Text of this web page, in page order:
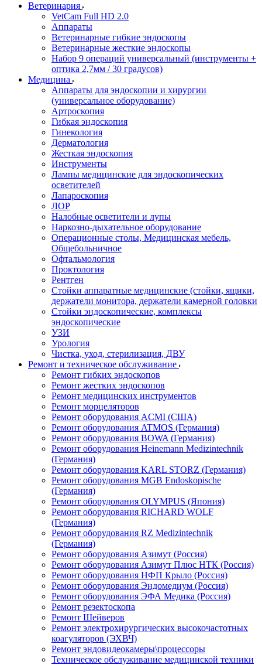
Ветеринария
VetCam Full HD 2.0
Аппараты
Ветеринарные гибкие эндоскопы
Ветеринарные жесткие эндоскопы
Набор 9 операций универсальный (инструменты +
оптика 2,7мм / 30 градусов)
Медицина
Аппараты для эндоскопии и хирургии
(универсальное оборудование)
Артроскопия
Гибкая эндоскопия
Гинекология
Дерматология
Жесткая эндоскопия
Инструменты
Лампы медицинские для эндоскопических
осветителей
Лапароскопия
ЛОР
Налобные осветители и лупы
Наркозно-дыхательное оборудование
Операционные столы, Медицинская мебель,
Общебольничное
Офтальмология
Проктология
Рентген
Стойки аппаратные медицинские (стойки, ящики,
держатели монитора, держатели камерной головки
Стойки эндоскопические, комплексы
эндоскопические
УЗИ
Урология
Чистка, уход, стерилизация, ДВУ
Ремонт и техническое обслуживание
Ремонт гибких эндоскопов
Ремонт жестких эндоскопов
Ремонт медицинских инструментов
Ремонт морцеляторов
Ремонт оборудования ACMI (США)
Ремонт оборудования ATMOS (Германия)
Ремонт оборудования BOWA (Германия)
Ремонт оборудования Heinemann Medizintechnik
(Германия)
Ремонт оборудования KARL STORZ (Германия)
Ремонт оборудования MGB Endoskopische
(Германия)
Ремонт оборудования OLYMPUS (Япония)
Ремонт оборудования RICHARD WOLF
(Германия)
Ремонт оборудования RZ Medizintechnik
(Германия)
Ремонт оборудования Азимут (Россия)
Ремонт оборудования Азимут Плюс НТК (Россия)
Ремонт оборудования НФП Крыло (Россия)
Ремонт оборудования Эндомедиум (Россия)
Ремонт оборудования ЭФА Медика (Россия)
Ремонт резектоскопа
Ремонт Шейверов
Ремонт электрохирургических высокочастотных
коагуляторов (ЭХВЧ)
Ремонт эндовидеокамеры\процессоры
Техническое обслуживание медицинской техники